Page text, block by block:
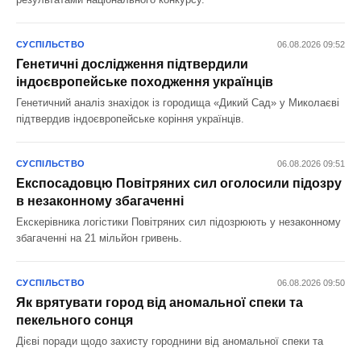
СУСПІЛЬСТВО 06.08.2026 09:52
Генетичні дослідження підтвердили
індоєвропейське походження українців
Генетичний аналіз знахідок із городища «Дикий Сад» у Миколаєві
підтвердив індоєвропейське коріння українців.
СУСПІЛЬСТВО 06.08.2026 09:51
Експосадовцю Повітряних сил оголосили підозру
в незаконному збагаченні
Екскерівника логістики Повітряних сил підозрюють у незаконному
збагаченні на 21 мільйон гривень.
СУСПІЛЬСТВО 06.08.2026 09:50
Як врятувати город від аномальної спеки та
пекельного сонця
Дієві поради щодо захисту городнини від аномальної спеки та